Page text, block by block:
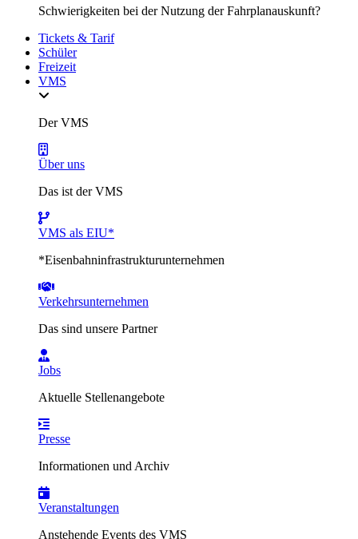
Schwierigkeiten bei der Nutzung der Fahrplanauskunft?
Tickets & Tarif
Schüler
Freizeit
VMS
Der VMS
Über uns
Das ist der VMS
VMS als EIU*
*Eisenbahninfrastrukturunternehmen
Verkehrsunternehmen
Das sind unsere Partner
Jobs
Aktuelle Stellenangebote
Presse
Informationen und Archiv
Veranstaltungen
Anstehende Events des VMS